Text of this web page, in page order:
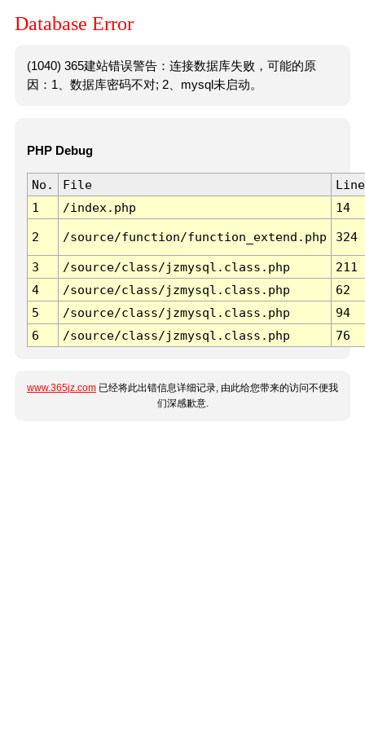
Database Error
(1040) 365建站错误警告：连接数据库失败，可能的原
因：1、数据库密码不对; 2、mysql未启动。
PHP Debug
No. File
Line
1
/index.php 14
2 /source/function/function_extend.php 324
3 /source/class/jzmysql.class.php
211
4
/source/class/jzmysql.class.php
62
5
/source/class/jzmysql.class.php
94
6
/source/class/jzmysql.class.php 76
www.365jz.com 已经将此出错信息详细记录, 由此给您带来的访问不便我
们深感歉意.